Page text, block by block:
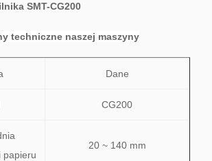
SMT-CG200
techniczne naszej maszyny
Dane
CG200
papieru
20 ~ 140 mm